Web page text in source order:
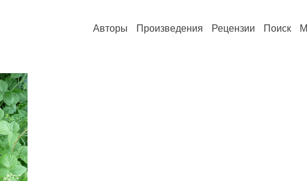
Авторы Произведения Рецензии Поиск